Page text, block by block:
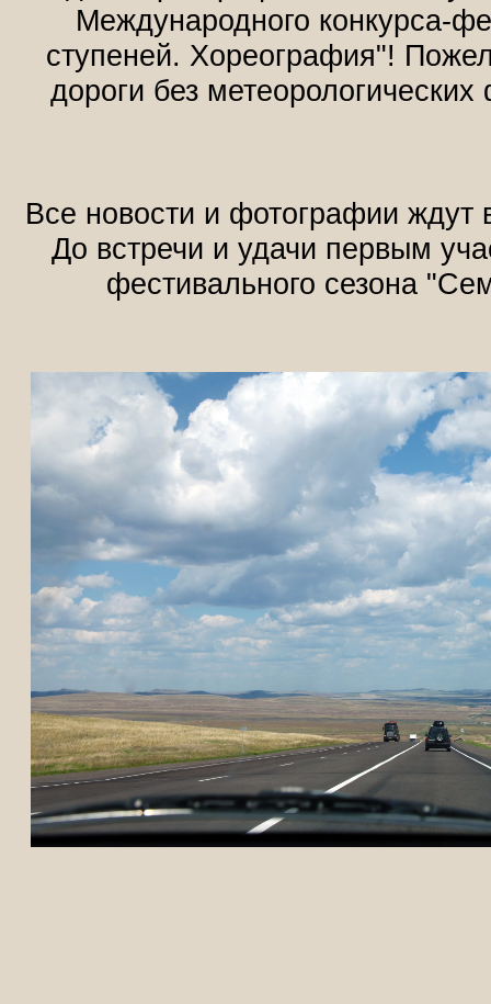
Международного конкурса-
ступеней. Хореография"!
дороги без
Все новости и фотографии ждут
До встречи и удачи первым
фестивального сезона